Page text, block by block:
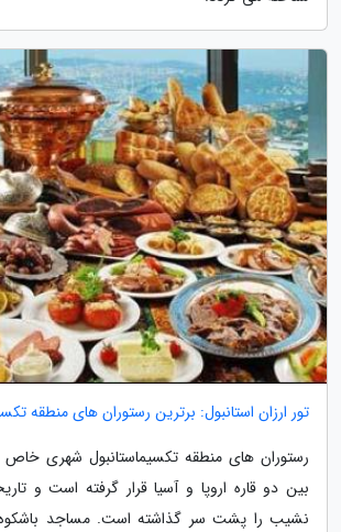
تور ارزان استانبول: برترین رستوران های منطقه
رستوران های منطقه تکسیماستانبول شهری
بین دو قاره اروپا و آسیا قرار گرفته است و
نشیب را پشت سر گذاشته است. مساجد باشکوه و